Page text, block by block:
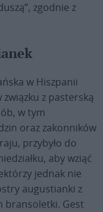
zgodnie z
w Hiszpanii
związku z pasterską
w tym
oraz zakonników
przybyło do
aby wziąć
jednak nie
augustianki z
bransoletki. Gest